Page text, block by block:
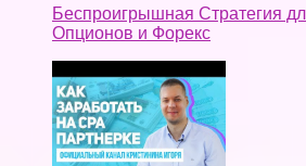
Беспроигрышная Стратегия
Опционов и Форекс